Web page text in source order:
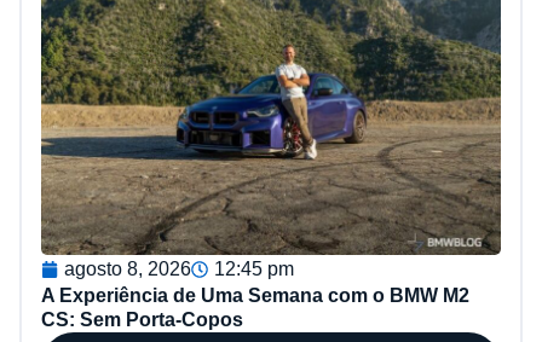
agosto 8, 2026
12:45 pm
A Experiência de Uma Semana com o BMW M2
CS: Sem Porta-Copos